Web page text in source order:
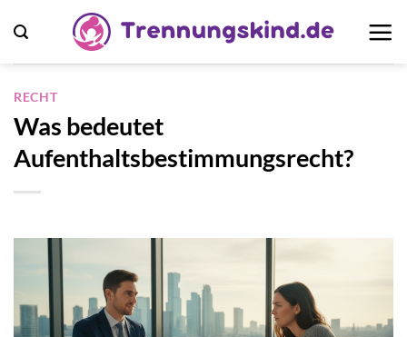
Inhalt
springen
RECHT
Was bedeutet
Aufenthaltsbestimmungsrecht?